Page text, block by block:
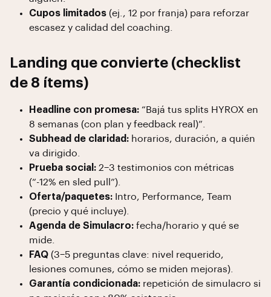
Cupos limitados (ej., 12 por franja) para reforzar
escasez y calidad del coaching.
Landing que convierte (checklist
de 8 ítems)
Headline con promesa: “Bajá tus splits HYROX en
8 semanas (con plan y feedback real)”.
Subhead de claridad: horarios, duración, a quién
va dirigido.
Prueba social: 2–3 testimonios con métricas
(“-12% en sled pull”).
Oferta/paquetes: Intro, Performance, Team
(precio y qué incluye).
Agenda de Simulacro: fecha/horario y qué se
mide.
FAQ (3–5 preguntas clave: nivel requerido,
lesiones comunes, cómo se miden mejoras).
Garantía condicionada: repetición de simulacro si